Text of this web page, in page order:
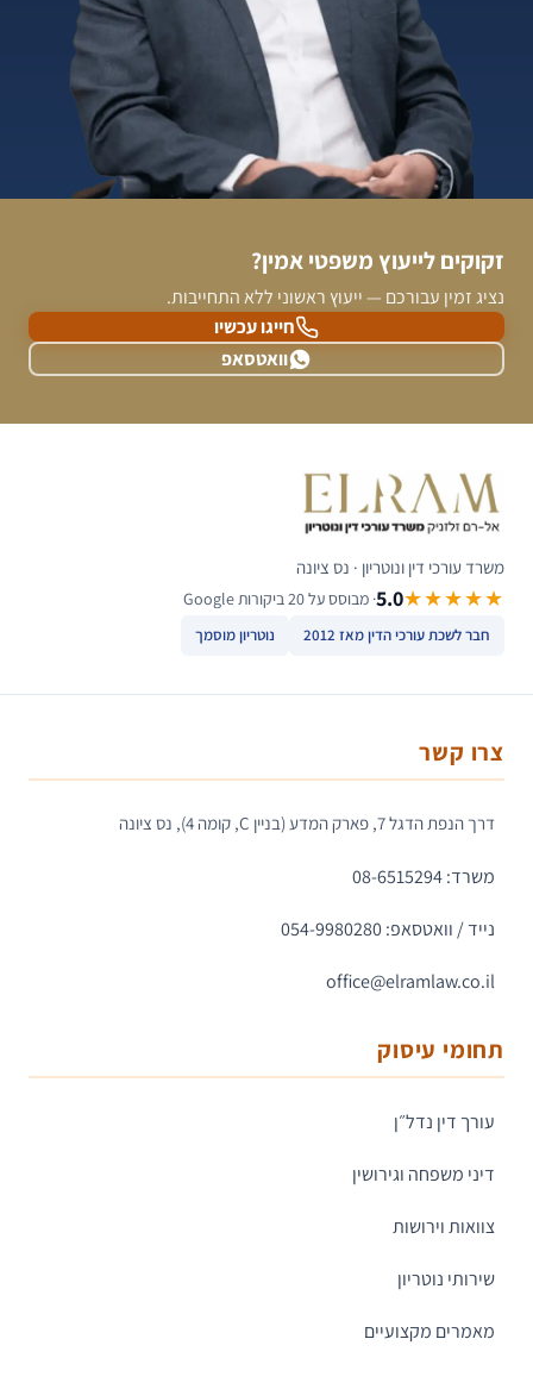
זקוקים לייעוץ משפטי אמין?
נציג זמין עבורכם — ייעוץ ראשוני ללא התחייבות.
חייגו עכשיו
וואטסאפ
משרד עורכי דין ונוטריון · נס ציונה
★★★★★
5.0· מבוסס על 20 ביקורות Google
חבר לשכת עורכי הדין מאז 2012 נוטריון מוסמך
צרו קשר
דרך הנפת הדגל 7, פארק המדע (בניין C, קומה 4), נס ציונה
משרד: 08-6515294
נייד / וואטסאפ: 054-9980280
office@elramlaw.co.il
תחומי עיסוק
עורך דין נדל״ן
דיני משפחה וגירושין
צוואות וירושות
שירותי נוטריון
מאמרים מקצועיים